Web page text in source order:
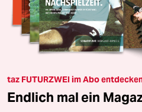
taz FUTURZWEI im Abo
Endlich mal ein